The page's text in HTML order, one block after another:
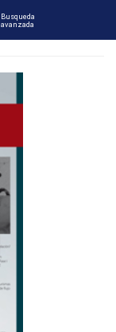
Busqueda
avanzada